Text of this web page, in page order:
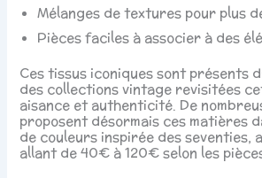
Mélanges de textures pour plus
Pièces faciles à associer à des
Ces tissus iconiques sont présents
des collections vintage revisitées
aisance et authenticité. De
proposent désormais ces matières
de couleurs inspirée des seventies,
allant de 40€ à 120€ selon les